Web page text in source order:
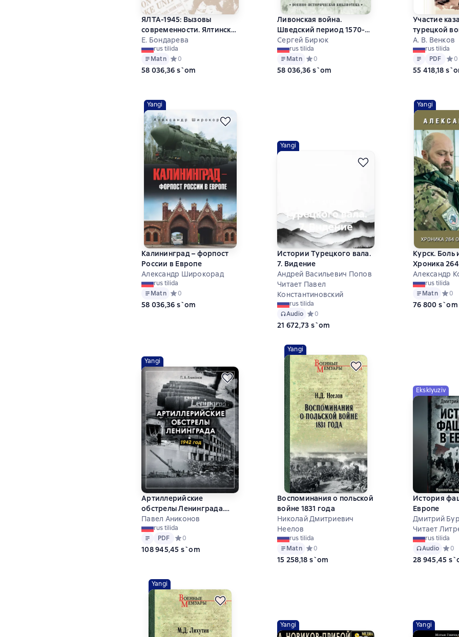
ЯЛТА-1945: Вызовы
современности. Ялтинско-
Потсдамская система
международных
отношений и вызовы
современности
Е. Бондарева
rus tilida
Matn Средний рейтинг 0 на основе 0 оценок
0
58 036,36 s`om
Ливонская война.
Шведский период 1570-
1583
Сергей Бирюк
rus tilida
Matn Средний рейтинг 0 на основе 0 оценок
0
58 036,36 s`om
Участие
турецкой
гг. и в
Болгарии
А. В. Венков
rus tilida
Matn
PDF
PDF 0
55 418,18
Yangi
Калининград – форпост
России в Европе
Александр Широкорад
rus tilida
Matn Средний рейтинг 0 на основе 0 оценок
0
58 036,36 s`om
Yangi
Истории Турецкого вала.
7. Видение
Андрей Васильевич Попов
Читает Павел
Константиновский
rus tilida
Audio Средний рейтинг 0 на основе 0 оценок
0
21 672,73 s`om
Yangi
Курск. Боль
Хроника
дней
Александр
rus tilida
Matn
0
76 800 s`om
Yangi
Артиллерийские
обстрелы Ленинграда.
1942 год
Павел Аниконов
rus tilida
Matn
PDF
PDF Средний рейтинг 0 на основе 0 оценок
0
108 945,45 s`om
Yangi
Воспоминания о польской
войне 1831 года
Николай Дмитриевич
Неелов
rus tilida
Matn Средний рейтинг 0 на основе 0 оценок
0
15 258,18 s`om
Eksklyuziv
История
Европе
Дмитрий
Читает
rus tilida
Audio
0
28 945,45
Yangi
Yangi Yangi